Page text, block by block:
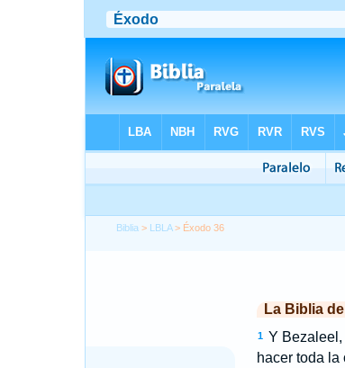
Biblia > LBLA> Éxodo 36
La Biblia
1 Y
hacer toda